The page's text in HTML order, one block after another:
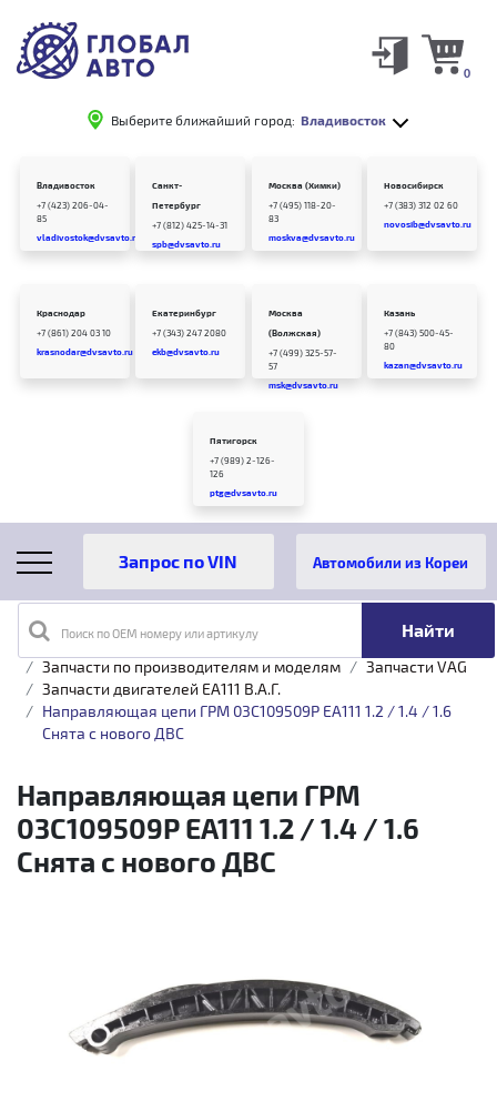
Выберите ближайший город: Владивосток
0
Владивосток
+7 (423) 206-04-
85
vladivostok@dvsavto.ru
Санкт-
Петербург
+7 (812) 425-14-31
spb@dvsavto.ru
Москва (Химки)
+7 (495) 118-20-
83
moskva@dvsavto.ru
Новосибирск
+7 (383) 312 02 60
novosib@dvsavto.ru
Краснодар
+7 (861) 204 03 10
krasnodar@dvsavto.ru
Екатеринбург
+7 (343) 247 2080
ekb@dvsavto.ru
Москва
(Волжская)
+7 (499) 325-57-
57
msk@dvsavto.ru
Казань
+7 (843) 500-45-
80
kazan@dvsavto.ru
Пятигорск
+7 (989) 2-126-
126
ptg@dvsavto.ru
Поиск по OEM номеру или артикулу
Автомобили из Кореи
Главная
Каталог товаров
Запчасти по производителям и моделям
Запчасти VAG
Запчасти двигателей EA111 B.A.Г.
Направляющая цепи ГРМ 03C109509P EA111 1.2 / 1.4 / 1.6
Снята с нового ДВС
Направляющая цепи ГРМ
03C109509P EA111 1.2 / 1.4 / 1.6
Снята с нового ДВС